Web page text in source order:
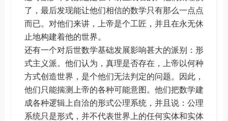
了，最后发现能让他们相信的数学只有那么一点点
而已。对他们来讲，上帝是个工匠，并且在永无休
止地构建着他的世界。
还有一个对后世数学基础发展影响甚大的派别：形
式主义派。他们认为，真理是否存在，上帝以何种
方式创造世界，是个他们无法判定的问题。因此，
他们只能揣测上帝的各种可能意图。他们把数学建
成各种逻辑上自洽的形式公理系统，并且说：公理
系统只是形式，并不代表世界上的任何实体和实体